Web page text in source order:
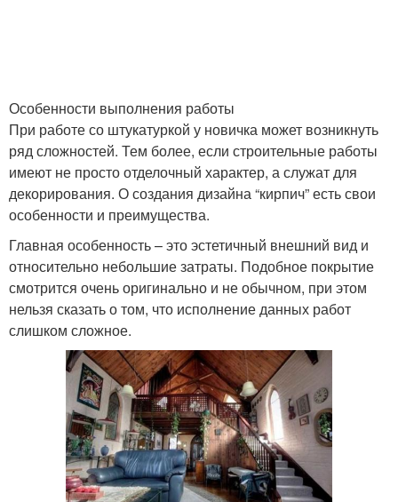
Особенности выполнения работы
При работе со штукатуркой у новичка может возникнуть
ряд сложностей. Тем более, если строительные работы
имеют не просто отделочный характер, а служат для
декорирования. О создания дизайна “кирпич” есть свои
особенности и преимущества.
Главная особенность – это эстетичный внешний вид и
относительно небольшие затраты. Подобное покрытие
смотрится очень оригинально и не обычном, при этом
нельзя сказать о том, что исполнение данных работ
слишком сложное.